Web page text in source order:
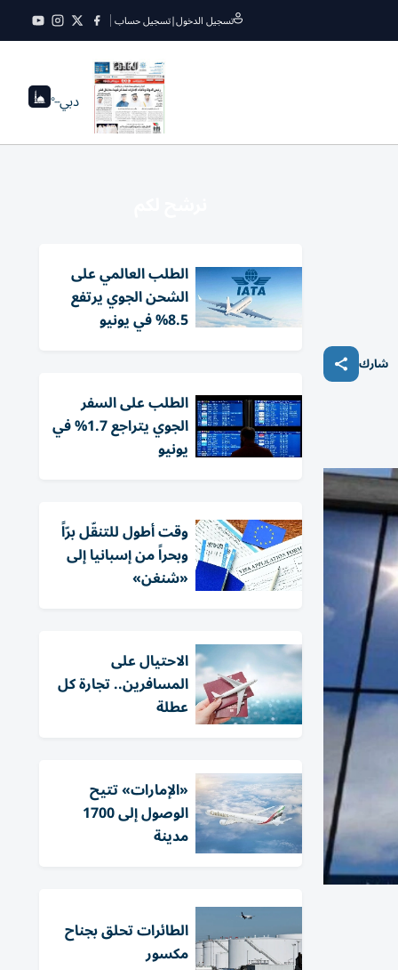
تسجيل الدخول|تسجيل حساب
دبي--°
شارك
الطلب العالمي على
الشحن الجوي يرتفع
8.5% في يونيو
الطلب على السفر
الجوي يتراجع 1.7% في
يونيو
وقت أطول للتنقّل برّاً
وبحراً من إسبانيا إلى
«شنغن»
الاحتيال على
المسافرين.. تجارة كل
عطلة
«الإمارات» تتيح
الوصول إلى 1700
مدينة
الطائرات تحلق بجناح
مكسور